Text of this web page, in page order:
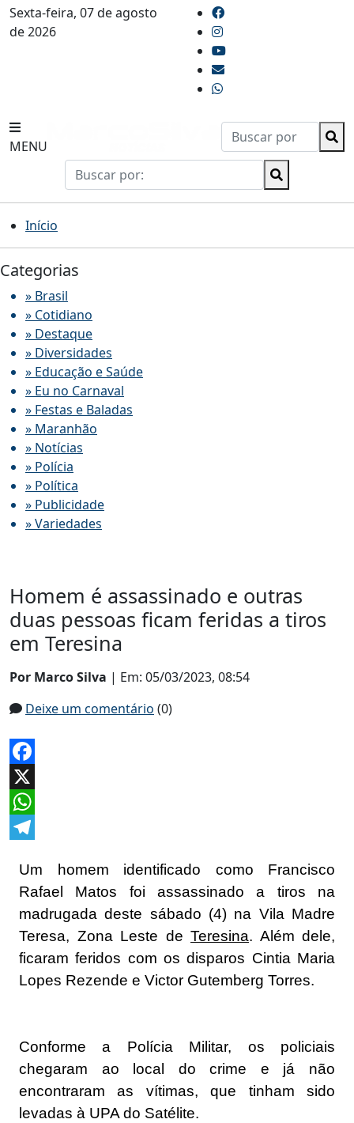
Sexta-feira, 07 de agosto
de 2026
MENU
Início
Categorias
» Brasil
» Cotidiano
» Destaque
» Diversidades
» Educação e Saúde
» Eu no Carnaval
» Festas e Baladas
» Maranhão
» Notícias
» Polícia
» Política
» Publicidade
» Variedades
Homem é assassinado e outras
duas pessoas ficam feridas a tiros
em Teresina
Por Marco Silva | Em: 05/03/2023, 08:54
Deixe um comentário (0)
Facebook
X
WhatsApp
Um homem identificado como Francisco
Rafael Matos foi assassinado a tiros na
madrugada deste sábado (4) na Vila Madre
Teresa, Zona Leste de Teresina. Além dele,
ficaram feridos com os disparos Cintia Maria
Lopes Rezende e Victor Gutemberg Torres.
Conforme a Polícia Militar, os policiais
chegaram ao local do crime e já não
encontraram as vítimas, que tinham sido
levadas à UPA do Satélite.